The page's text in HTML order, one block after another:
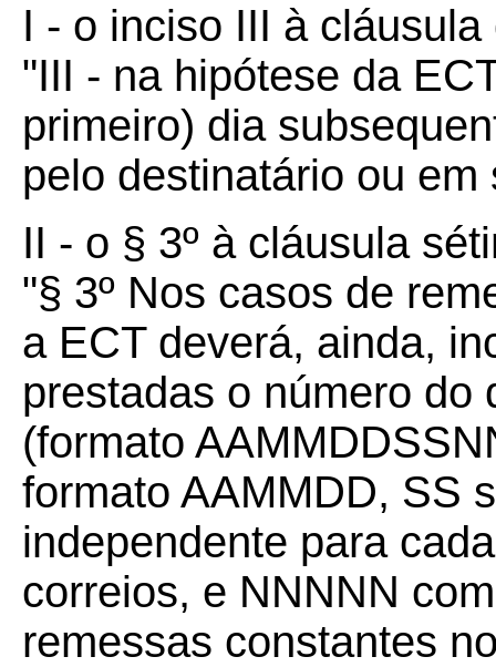
I - o inciso III à cláusula
"III - na hipótese da
primeiro) dia
pelo destinatário ou em
II - o § 3º à cláusula
"§ 3º Nos casos de
a ECT deverá, ainda,
prestadas o número do
(formato
formato AAMMDD, SS
independente para
correios, e NNNNN
remessas constantes